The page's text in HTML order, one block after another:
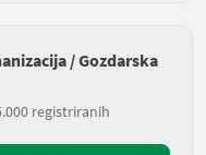
/ Gozdarska
registriranih